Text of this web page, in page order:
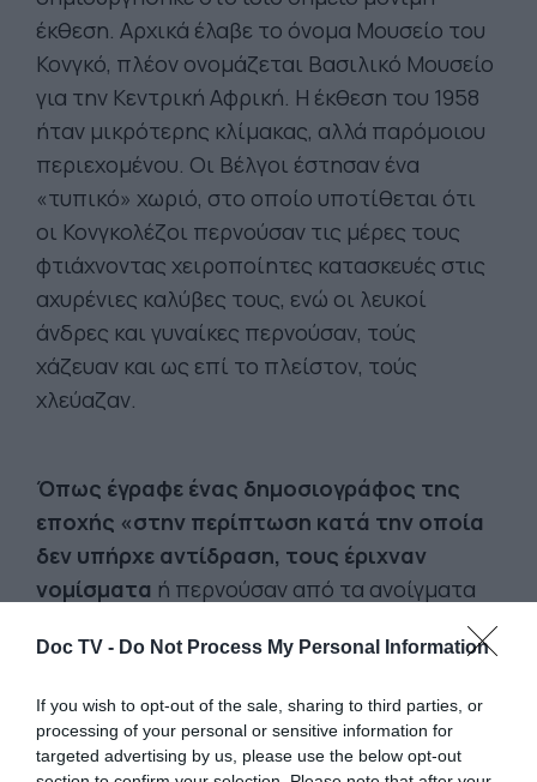
Doc TV - Do Not Process My Personal Information
If you wish to opt-out of the sale, sharing to third parties, or
processing of your personal or sensitive information for
targeted advertising by us, please use the below opt-out
έκθεση. Αρχικά έλαβε το όνομα Μουσείο του
Κονγκό, πλέον ονομάζεται Βασιλικό Μουσείο
για την Κεντρική Αφρική. Η έκθεση του 1958
ήταν μικρότερης κλίμακας, αλλά παρόμοιου
περιεχομένου. Οι Βέλγοι έστησαν ένα
«τυπικό» χωριό, στο οποίο υποτίθεται ότι
οι Κονγκολέζοι περνούσαν τις μέρες τους
φτιάχνοντας χειροποίητες κατασκευές στις
αχυρένιες καλύβες τους, ενώ οι λευκοί
άνδρες και γυναίκες περνούσαν, τούς
χάζευαν και ως επί το πλείστον, τούς
χλεύαζαν.
Όπως έγραφε ένας δημοσιογράφος της
εποχής «στην περίπτωση κατά την οποία
δεν υπήρχε αντίδραση, τους έριχναν
νομίσματα ή περνούσαν από τα ανοίγματα
άλλο δημοσίευμα «οι νέγροι στους
συζήτησης. Για τις ανάγκες της έκθεσης
έφεραν από την Αφρική 598 Κονγκολέζους: